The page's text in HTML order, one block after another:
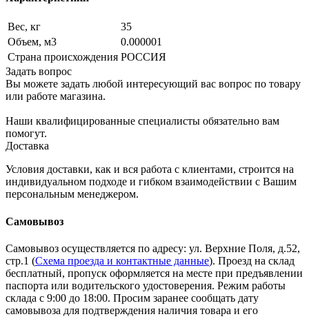
Вес, кг
35
Объем, м3
0.000001
Страна происхождения РОССИЯ
Задать вопрос
Вы можете задать любой интересующий вас вопрос по товару
или работе магазина.
Наши квалифицированные специалисты обязательно вам
помогут.
Доставка
Условия доставки, как и вся работа с клиентами, строится на
индивидуальном подходе и гибком взаимодействии с Вашим
персональным менеджером.
Самовывоз
Самовывоз осуществляется по адресу: ул. Верхние Поля, д.52,
стр.1 (Схема проезда и контактные данные). Проезд на склад
бесплатный, пропуск оформляется на месте при предъявлении
паспорта или водительского удостоверения. Режим работы
склада с 9:00 до 18:00. Просим заранее сообщать дату
самовывоза для подтверждения наличия товара и его